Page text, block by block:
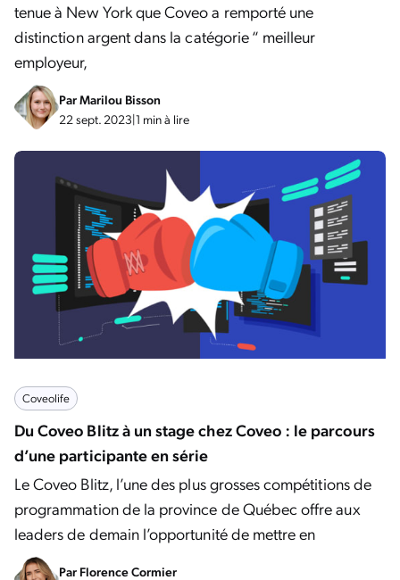
tenue à New York que Coveo a remporté une
distinction argent dans la catégorie “ meilleur
employeur,
ParMarilou Bisson
22 sept. 2023|1 min à lire
Coveolife
Du Coveo Blitz à un stage chez Coveo : le parcours
d’une participante en série
Le Coveo Blitz, l’une des plus grosses compétitions de
programmation de la province de Québec offre aux
leaders de demain l’opportunité de mettre en
Par Florence Cormier